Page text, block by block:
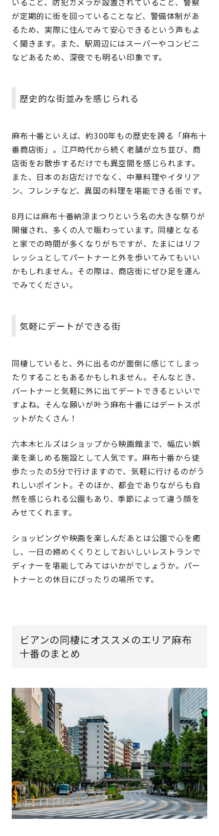
が定期的に街を回っていることなど、警備体制があ
るため、実際に住んでみて安心できるという声もよ
く聞きます。また、駅周辺にはスーパーやコンビニ
などあるため、深夜でも明るい印象です。
歴史的な街並みを感じられる
麻布十番といえば、約300年もの歴史を誇る「麻布十
番商店街」。江戸時代から続く老舗が立ち並び、商
店街をお散歩するだけでも異空間を感じられます。
また、日本のお店だけでなく、中華料理やイタリア
ン、フレンチなど、異国の料理を堪能できる街です。
8月には麻布十番納涼まつりという名の大きな祭りが
開催され、多くの人で賑わっています。同棲となる
と家での時間が多くなりがちですが、たまにはリフ
レッシュとしてパートナーと外を歩いてみてもいい
かもしれません。その際は、商店街にぜひ足を運ん
でみてください。
気軽にデートができる街
同棲していると、外に出るのが面倒に感じてしまっ
たりすることもあるかもしれません。そんなとき、
パートナーと気軽に外に出てデートできるといいで
すよね。そんな願いが叶う麻布十番にはデートスポ
ットがたくさん！
六本木ヒルズはショップから映画館まで、幅広い娯
楽を楽しめる施設として人気です。麻布十番から徒
歩たったの5分で行けますので、気軽に行けるのがう
れしいポイント。そのほか、都会でありながらも自
然を感じられる公園もあり、季節によって違う顔を
みせてくれます。
ショッピングや映画を楽しんだあとは公園で心を癒
し、一日の締めくくりとしておいしいレストランで
ディナーを堪能してみてはいかがでしょうか。パー
トナーとの休日にぴったりの場所です。
ビアンの同棲にオススメのエリア麻布
十番のまとめ